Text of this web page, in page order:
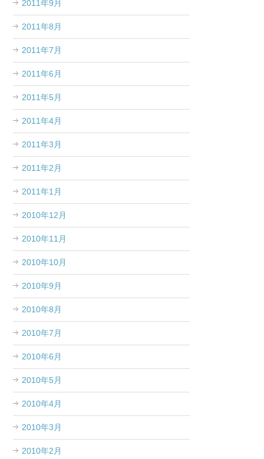
2011年9月
2011年8月
2011年7月
2011年6月
2011年5月
2011年4月
2011年3月
2011年2月
2011年1月
2010年12月
2010年11月
2010年10月
2010年9月
2010年8月
2010年7月
2010年6月
2010年5月
2010年4月
2010年3月
2010年2月